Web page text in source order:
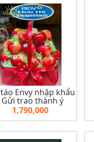
Envy nhập khẩu
Gửi trao thành ý
1,790,000